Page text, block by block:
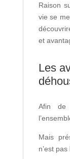
Raison
vie se
et
Les
Afin de
Mais
n’est